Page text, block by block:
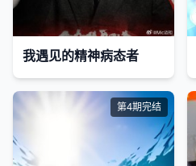
我遇见的精神病态者
第4期完结